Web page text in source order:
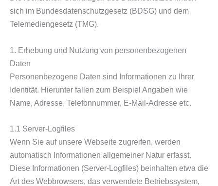
sich im Bundesdatenschutzgesetz (BDSG) und dem
Telemediengesetz (TMG).
1. Erhebung und Nutzung von personenbezogenen
Daten
Personenbezogene Daten sind Informationen zu Ihrer
Identität. Hierunter fallen zum Beispiel Angaben wie
Name, Adresse, Telefonnummer, E-Mail-Adresse etc.
1.1 Server-Logfiles
Wenn Sie auf unsere Webseite zugreifen, werden
automatisch Informationen allgemeiner Natur erfasst.
Diese Informationen (Server-Logfiles) beinhalten etwa die
Art des Webbrowsers, das verwendete Betriebssystem,